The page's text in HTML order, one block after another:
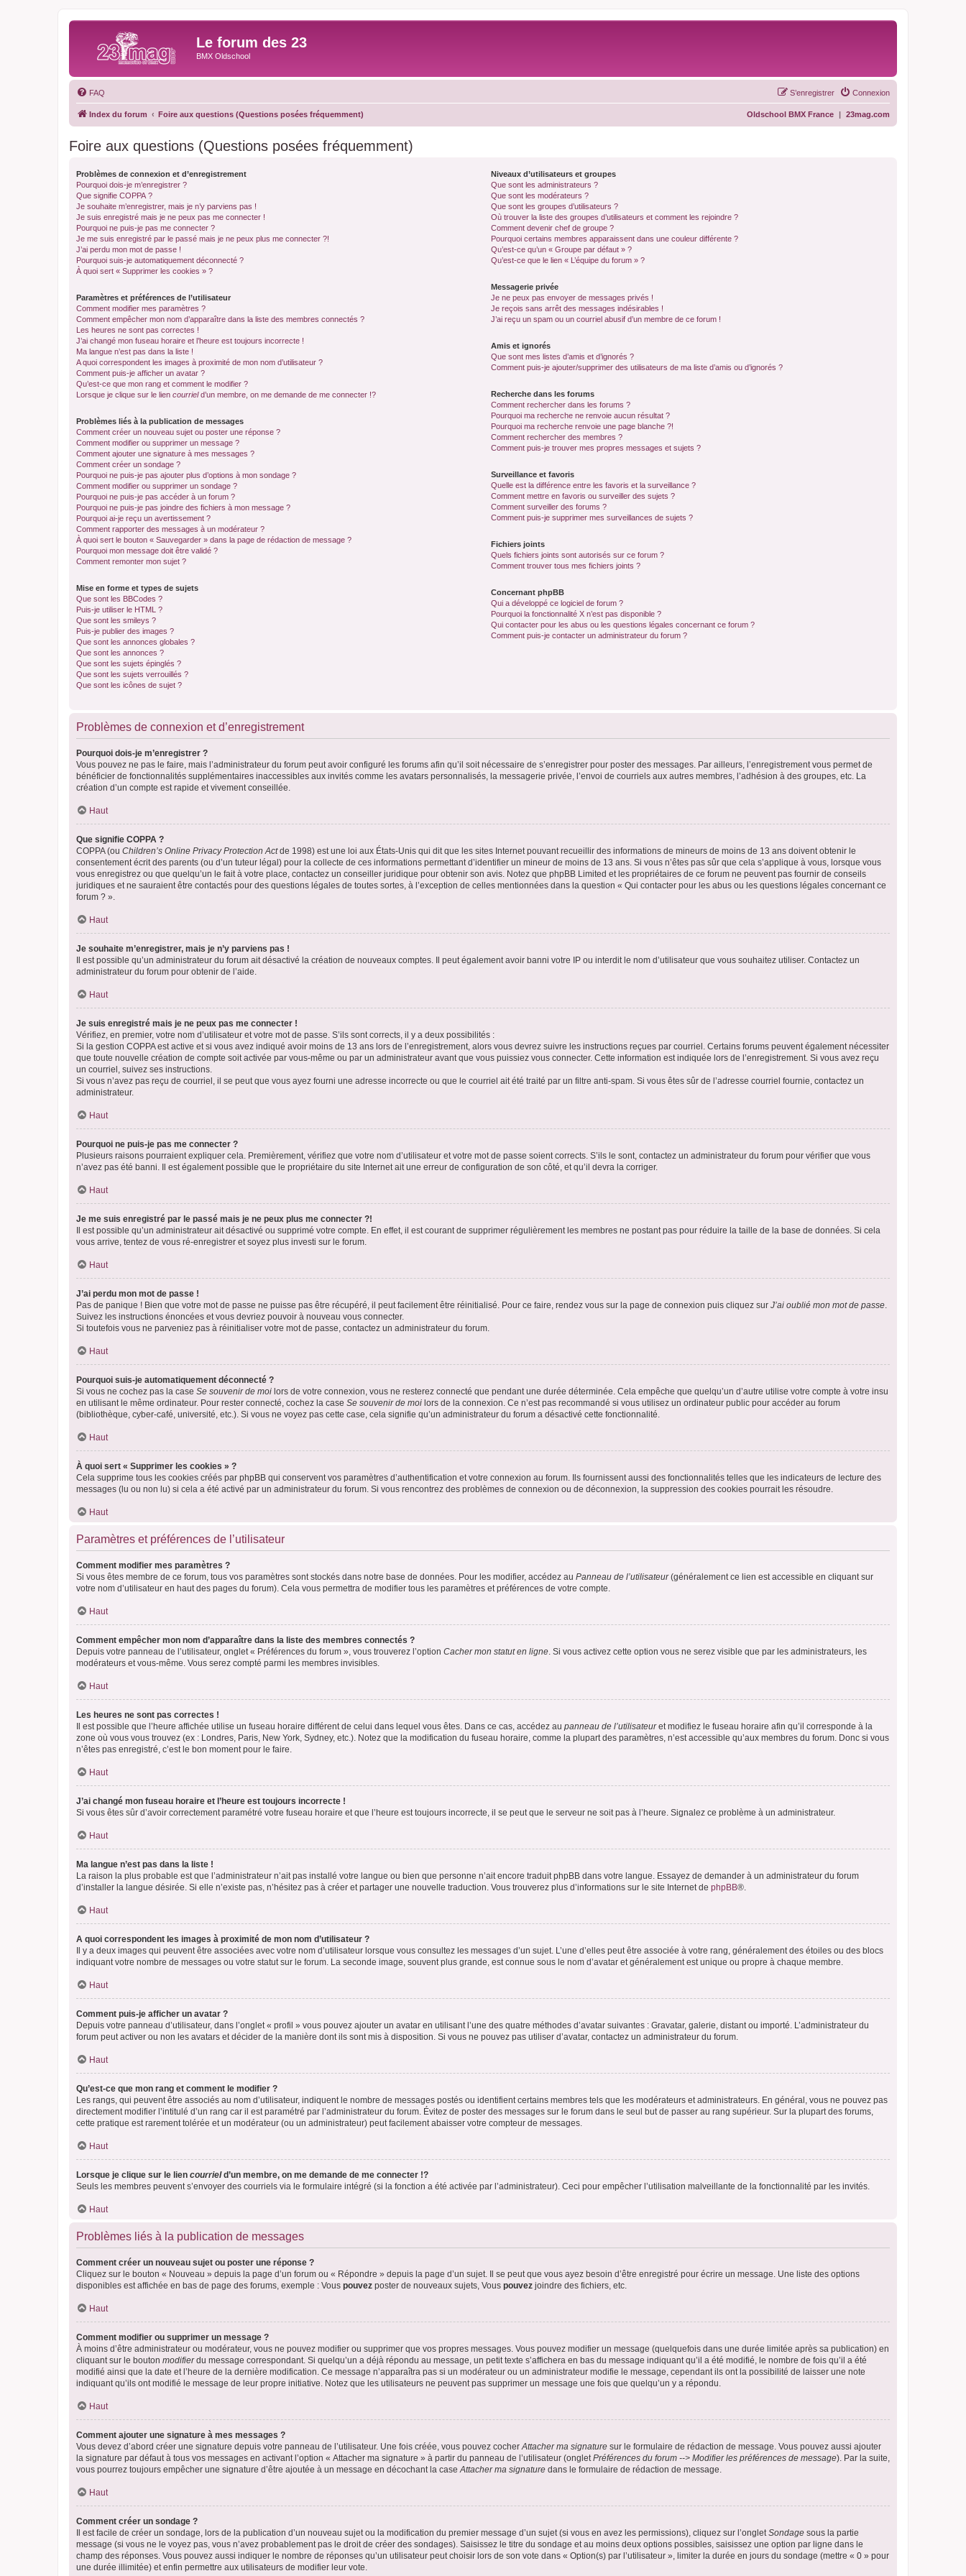
Le forum des 23
BMX Oldschool
FAQ Connexion
S’enregistrer
Index du forum Foire aux questions (Questions posées fréquemment) 23mag.com
|
Oldschool BMX France
Foire aux questions (Questions posées fréquemment)
Problèmes de connexion et d’enregistrement
Pourquoi dois-je m’enregistrer ?
Que signifie COPPA ?
Je souhaite m’enregistrer, mais je n’y parviens pas !
Je suis enregistré mais je ne peux pas me connecter !
Pourquoi ne puis-je pas me connecter ?
Je me suis enregistré par le passé mais je ne peux plus me connecter ?!
J’ai perdu mon mot de passe !
Pourquoi suis-je automatiquement déconnecté ?
À quoi sert « Supprimer les cookies » ?
Paramètres et préférences de l’utilisateur
Comment modifier mes paramètres ?
Comment empêcher mon nom d’apparaître dans la liste des membres connectés ?
Les heures ne sont pas correctes !
J’ai changé mon fuseau horaire et l’heure est toujours incorrecte !
Ma langue n’est pas dans la liste !
A quoi correspondent les images à proximité de mon nom d’utilisateur ?
Comment puis-je afficher un avatar ?
Qu’est-ce que mon rang et comment le modifier ?
Lorsque je clique sur le lien courrield’un membre, on me demande de me connecter !?
Problèmes liés à la publication de messages
Comment créer un nouveau sujet ou poster une réponse ?
Comment modifier ou supprimer un message ?
Comment ajouter une signature à mes messages ?
Comment créer un sondage ?
Pourquoi ne puis-je pas ajouter plus d’options à mon sondage ?
Comment modifier ou supprimer un sondage ?
Pourquoi ne puis-je pas accéder à un forum ?
Pourquoi ne puis-je pas joindre des fichiers à mon message ?
Pourquoi ai-je reçu un avertissement ?
Comment rapporter des messages à un modérateur ?
À quoi sert le bouton « Sauvegarder » dans la page de rédaction de message ?
Pourquoi mon message doit être validé ?
Comment remonter mon sujet ?
Mise en forme et types de sujets
Que sont les BBCodes ?
Puis-je utiliser le HTML ?
Que sont les smileys ?
Puis-je publier des images ?
Que sont les annonces globales ?
Que sont les annonces ?
Que sont les sujets épinglés ?
Que sont les sujets verrouillés ?
Que sont les icônes de sujet ?
Niveaux d’utilisateurs et groupes
Que sont les administrateurs ?
Que sont les modérateurs ?
Que sont les groupes d’utilisateurs ?
Où trouver la liste des groupes d’utilisateurs et comment les rejoindre ?
Comment devenir chef de groupe ?
Pourquoi certains membres apparaissent dans une couleur différente ?
Qu’est-ce qu’un « Groupe par défaut » ?
Qu’est-ce que le lien « L’équipe du forum » ?
Messagerie privée
Je ne peux pas envoyer de messages privés !
Je reçois sans arrêt des messages indésirables !
J’ai reçu un spam ou un courriel abusif d’un membre de ce forum !
Amis et ignorés
Que sont mes listes d’amis et d’ignorés ?
Comment puis-je ajouter/supprimer des utilisateurs de ma liste d’amis ou d’ignorés ?
Recherche dans les forums
Comment rechercher dans les forums ?
Pourquoi ma recherche ne renvoie aucun résultat ?
Pourquoi ma recherche renvoie une page blanche ?!
Comment rechercher des membres ?
Comment puis-je trouver mes propres messages et sujets ?
Surveillance et favoris
Quelle est la différence entre les favoris et la surveillance ?
Comment mettre en favoris ou surveiller des sujets ?
Comment surveiller des forums ?
Comment puis-je supprimer mes surveillances de sujets ?
Fichiers joints
Quels fichiers joints sont autorisés sur ce forum ?
Comment trouver tous mes fichiers joints ?
Concernant phpBB
Qui a développé ce logiciel de forum ?
Pourquoi la fonctionnalité X n’est pas disponible ?
Qui contacter pour les abus ou les questions légales concernant ce forum ?
Comment puis-je contacter un administrateur du forum ?
Problèmes de connexion et d’enregistrement
Pourquoi dois-je m’enregistrer ?
Vous pouvez ne pas le faire, mais l’administrateur du forum peut avoir configuré les forums afin qu’il soit nécessaire de s’enregistrer pour poster des messages. Par ailleurs, l’enregistrement vous permet de
bénéficier de fonctionnalités supplémentaires inaccessibles aux invités comme les avatars personnalisés, la messagerie privée, l’envoi de courriels aux autres membres, l’adhésion à des groupes, etc. La
création d’un compte est rapide et vivement conseillée.
Haut
Que signifie COPPA ?
COPPA (ou Children’s Online Privacy Protection Actde 1998) est une loi aux États-Unis qui dit que les sites Internet pouvant recueillir des informations de mineurs de moins de 13 ans doivent obtenir le
consentement écrit des parents (ou d’un tuteur légal) pour la collecte de ces informations permettant d’identifier un mineur de moins de 13 ans. Si vous n’êtes pas sûr que cela s’applique à vous, lorsque vous
vous enregistrez ou que quelqu’un le fait à votre place, contactez un conseiller juridique pour obtenir son avis. Notez que phpBB Limited et les propriétaires de ce forum ne peuvent pas fournir de conseils
juridiques et ne sauraient être contactés pour des questions légales de toutes sortes, à l’exception de celles mentionnées dans la question « Qui contacter pour les abus ou les questions légales concernant ce
forum ? ».
Haut
Je souhaite m’enregistrer, mais je n’y parviens pas !
Il est possible qu’un administrateur du forum ait désactivé la création de nouveaux comptes. Il peut également avoir banni votre IP ou interdit le nom d’utilisateur que vous souhaitez utiliser. Contactez un
administrateur du forum pour obtenir de l’aide.
Haut
Je suis enregistré mais je ne peux pas me connecter !
Vérifiez, en premier, votre nom d’utilisateur et votre mot de passe. S’ils sont corrects, il y a deux possibilités :
Si la gestion COPPA est active et si vous avez indiqué avoir moins de 13 ans lors de l’enregistrement, alors vous devrez suivre les instructions reçues par courriel. Certains forums peuvent également nécessiter
que toute nouvelle création de compte soit activée par vous-même ou par un administrateur avant que vous puissiez vous connecter. Cette information est indiquée lors de l’enregistrement. Si vous avez reçu
un courriel, suivez ses instructions.
Si vous n’avez pas reçu de courriel, il se peut que vous ayez fourni une adresse incorrecte ou que le courriel ait été traité par un filtre anti-spam. Si vous êtes sûr de l’adresse courriel fournie, contactez un
administrateur.
Haut
Pourquoi ne puis-je pas me connecter ?
Plusieurs raisons pourraient expliquer cela. Premièrement, vérifiez que votre nom d’utilisateur et votre mot de passe soient corrects. S’ils le sont, contactez un administrateur du forum pour vérifier que vous
n’avez pas été banni. Il est également possible que le propriétaire du site Internet ait une erreur de configuration de son côté, et qu’il devra la corriger.
Haut
Je me suis enregistré par le passé mais je ne peux plus me connecter ?!
Il est possible qu’un administrateur ait désactivé ou supprimé votre compte. En effet, il est courant de supprimer régulièrement les membres ne postant pas pour réduire la taille de la base de données. Si cela
vous arrive, tentez de vous ré-enregistrer et soyez plus investi sur le forum.
Haut
J’ai perdu mon mot de passe !
Pas de panique ! Bien que votre mot de passe ne puisse pas être récupéré, il peut facilement être réinitialisé. Pour ce faire, rendez vous sur la page de connexion puis cliquez sur J’ai oublié mon mot de passe
Suivez les instructions énoncées et vous devriez pouvoir à nouveau vous connecter.
Si toutefois vous ne parveniez pas à réinitialiser votre mot de passe, contactez un administrateur du forum.
Haut
Pourquoi suis-je automatiquement déconnecté ?
Si vous ne cochez pas la case Se souvenir de moi lors de votre connexion, vous ne resterez connecté que pendant une durée déterminée. Cela empêche que quelqu’un d’autre utilise votre compte à votre insu
en utilisant le même ordinateur. Pour rester connecté, cochez la case Se souvenir de moi lors de la connexion. Ce n’est pas recommandé si vous utilisez un ordinateur public pour accéder au forum
(bibliothèque, cyber-café, université, etc.). Si vous ne voyez pas cette case, cela signifie qu’un administrateur du forum a désactivé cette fonctionnalité.
Haut
À quoi sert « Supprimer les cookies » ?
Cela supprime tous les cookies créés par phpBB qui conservent vos paramètres d’authentification et votre connexion au forum. Ils fournissent aussi des fonctionnalités telles que les indicateurs de lecture des
messages (lu ou non lu) si cela a été activé par un administrateur du forum. Si vous rencontrez des problèmes de connexion ou de déconnexion, la suppression des cookies pourrait les résoudre.
Haut
Paramètres et préférences de l’utilisateur
Comment modifier mes paramètres ?
Si vous êtes membre de ce forum, tous vos paramètres sont stockés dans notre base de données. Pour les modifier, accédez au Panneau de l’utilisateur(généralement ce lien est accessible en cliquant sur
votre nom d’utilisateur en haut des pages du forum). Cela vous permettra de modifier tous les paramètres et préférences de votre compte.
Haut
Comment empêcher mon nom d’apparaître dans la liste des membres connectés ?
Depuis votre panneau de l’utilisateur, onglet « Préférences du forum », vous trouverez l’option Cacher mon statut en ligne . Si vous activez cette option vous ne serez visible que par les administrateurs, les
modérateurs et vous-même. Vous serez compté parmi les membres invisibles.
Haut
Les heures ne sont pas correctes !
Il est possible que l’heure affichée utilise un fuseau horaire différent de celui dans lequel vous êtes. Dans ce cas, accédez au panneau de l’utilisateuret modifiez le fuseau horaire afin qu’il corresponde à la
zone où vous vous trouvez (ex : Londres, Paris, New York, Sydney, etc.). Notez que la modification du fuseau horaire, comme la plupart des paramètres, n’est accessible qu’aux membres du forum. Donc si vous
n’êtes pas enregistré, c’est le bon moment pour le faire.
Haut
J’ai changé mon fuseau horaire et l’heure est toujours incorrecte !
Si vous êtes sûr d’avoir correctement paramétré votre fuseau horaire et que l’heure est toujours incorrecte, il se peut que le serveur ne soit pas à l’heure. Signalez ce problème à un administrateur.
Haut
Ma langue n’est pas dans la liste !
La raison la plus probable est que l’administrateur n’ait pas installé votre langue ou bien que personne n’ait encore traduit phpBB dans votre langue. Essayez de demander à un administrateur du forum
d’installer la langue désirée. Si elle n’existe pas, n’hésitez pas à créer et partager une nouvelle traduction. Vous trouverez plus d’informations sur le site Internet de phpBB®.
Haut
A quoi correspondent les images à proximité de mon nom d’utilisateur ?
Il y a deux images qui peuvent être associées avec votre nom d’utilisateur lorsque vous consultez les messages d’un sujet. L’une d’elles peut être associée à votre rang, généralement des étoiles ou des blocs
indiquant votre nombre de messages ou votre statut sur le forum. La seconde image, souvent plus grande, est connue sous le nom d’avatar et généralement est unique ou propre à chaque membre.
Haut
Comment puis-je afficher un avatar ?
Depuis votre panneau d’utilisateur, dans l’onglet « profil » vous pouvez ajouter un avatar en utilisant l’une des quatre méthodes d’avatar suivantes : Gravatar, galerie, distant ou importé. L’administrateur du
forum peut activer ou non les avatars et décider de la manière dont ils sont mis à disposition. Si vous ne pouvez pas utiliser d’avatar, contactez un administrateur du forum.
Haut
Qu’est-ce que mon rang et comment le modifier ?
Les rangs, qui peuvent être associés au nom d’utilisateur, indiquent le nombre de messages postés ou identifient certains membres tels que les modérateurs et administrateurs. En général, vous ne pouvez pas
directement modifier l’intitulé d’un rang car il est paramétré par l’administrateur du forum. Évitez de poster des messages sur le forum dans le seul but de passer au rang supérieur. Sur la plupart des forums,
cette pratique est rarement tolérée et un modérateur (ou un administrateur) peut facilement abaisser votre compteur de messages.
Haut
Lorsque je clique sur le lien courrield’un membre, on me demande de me connecter !?
Seuls les membres peuvent s’envoyer des courriels via le formulaire intégré (si la fonction a été activée par l’administrateur). Ceci pour empêcher l’utilisation malveillante de la fonctionnalité par les invités.
Haut
Problèmes liés à la publication de messages
Comment créer un nouveau sujet ou poster une réponse ?
Cliquez sur le bouton « Nouveau » depuis la page d’un forum ou « Répondre » depuis la page d’un sujet. Il se peut que vous ayez besoin d’être enregistré pour écrire un message. Une liste des options
disponibles est affichée en bas de page des forums, exemple : Vous pouvez poster de nouveaux sujets, Vous pouvez joindre des fichiers, etc.
Haut
Comment modifier ou supprimer un message ?
À moins d’être administrateur ou modérateur, vous ne pouvez modifier ou supprimer que vos propres messages. Vous pouvez modifier un message (quelquefois dans une durée limitée après sa publication) en
cliquant sur le bouton modifierdu message correspondant. Si quelqu’un a déjà répondu au message, un petit texte s’affichera en bas du message indiquant qu’il a été modifié, le nombre de fois qu’il a été
modifié ainsi que la date et l’heure de la dernière modification. Ce message n’apparaîtra pas si un modérateur ou un administrateur modifie le message, cependant ils ont la possibilité de laisser une note
indiquant qu’ils ont modifié le message de leur propre initiative. Notez que les utilisateurs ne peuvent pas supprimer un message une fois que quelqu’un y a répondu.
Haut
Comment ajouter une signature à mes messages ?
Vous devez d’abord créer une signature depuis votre panneau de l’utilisateur. Une fois créée, vous pouvez cocher Attacher ma signature sur le formulaire de rédaction de message. Vous pouvez aussi ajouter
la signature par défaut à tous vos messages en activant l’option « Attacher ma signature » à partir du panneau de l’utilisateur (onglet Préférences du forum --> Modifier les préférences de message). Par la suite,
vous pourrez toujours empêcher une signature d’être ajoutée à un message en décochant la case Attacher ma signature dans le formulaire de rédaction de message.
Haut
Comment créer un sondage ?
Il est facile de créer un sondage, lors de la publication d’un nouveau sujet ou la modification du premier message d’un sujet (si vous en avez les permissions), cliquez sur l’onglet Sondage sous la partie
message (si vous ne le voyez pas, vous n’avez probablement pas le droit de créer des sondages). Saisissez le titre du sondage et au moins deux options possibles, saisissez une option par ligne dans le
champ des réponses. Vous pouvez aussi indiquer le nombre de réponses qu’un utilisateur peut choisir lors de son vote dans « Option(s) par l’utilisateur », limiter la durée en jours du sondage (mettre « 0 » pour
une durée illimitée) et enfin permettre aux utilisateurs de modifier leur vote.